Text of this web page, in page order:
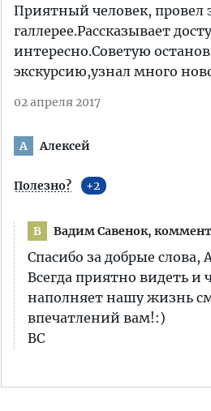
Приятный человек, провел
галлерее.Рассказывает
интересно.Советую
экскурсию,узнал много
02 апреля 2017
А Алексей
Полезно? 2
В Вадим Савенок,
Спасибо за добрые слова,
Всегда приятно видеть и
наполняет нашу жизнь
впечатлений вам!:)
ВС